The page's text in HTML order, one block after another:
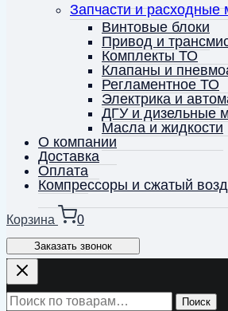
Запчасти и расходные
Винтовые блоки
Привод и
Комплекты ТО
Клапаны и
Регламентное ТО
Электрика и
ДГУ и дизельные
Масла и жидкости
О компании
Доставка
Оплата
Компрессоры и сжатый
Корзина 0
Заказать звонок
Искать: Поиск